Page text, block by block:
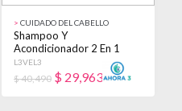
> CUIDADO DEL CABELLO
Shampoo Y
Acondicionador 2 En 1
Level 3 Keratina 1000ml
L3VEL3
$ 40,490 $ 29,963